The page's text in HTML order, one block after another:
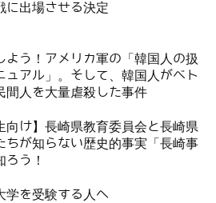
に出場させる決定
よう！アメリカ軍の「韓国人の扱
ュアル」。そして、韓国人がベト
間人を大量虐殺した事件
向け】長崎県教育委員会と長崎県
ちが知らない歴史的事実「長崎事
ろう！
学を受験する人へ